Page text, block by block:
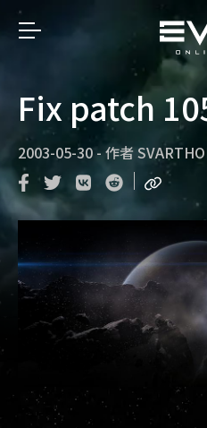
Fix patch
2003-05-30-作者